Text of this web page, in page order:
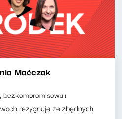
Maćczak
bezkompromisowa i
rezygnuje ze zbędnych